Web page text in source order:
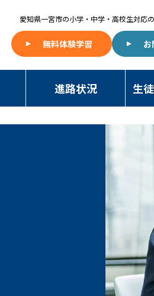
愛知県一宮市の小学・中学・高校生対応の
無料体験学習
進路状況 生